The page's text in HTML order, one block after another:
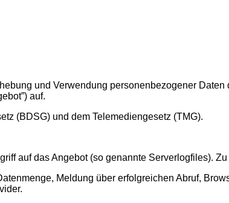
und Verwendung personenbezogener
auf.
(BDSG) und dem Telemediengesetz (TMG).
auf das Angebot (so genannte Serverlogfiles).
Meldung über erfolgreichen Abruf,